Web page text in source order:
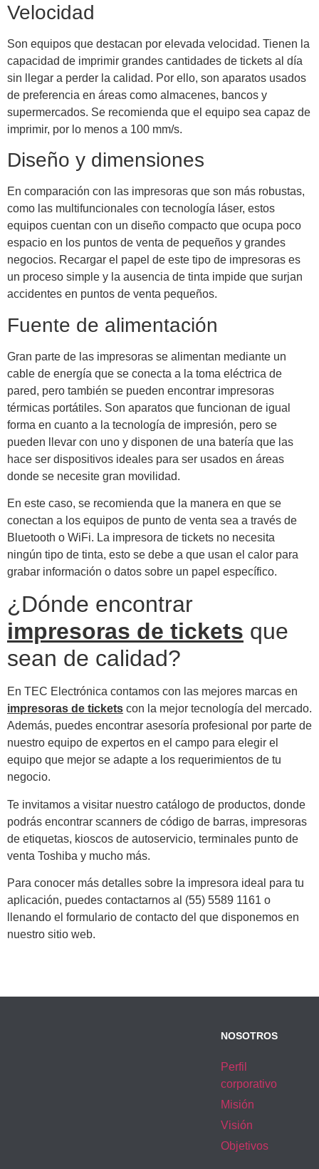
Velocidad
Son equipos que destacan por elevada velocidad. Tienen la
capacidad de imprimir grandes cantidades de tickets al día
sin llegar a perder la calidad. Por ello, son aparatos usados
de preferencia en áreas como almacenes, bancos y
supermercados. Se recomienda que el equipo sea capaz de
imprimir, por lo menos a 100 mm/s.
Diseño y dimensiones
En comparación con las impresoras que son más robustas,
como las multifuncionales con tecnología láser, estos
equipos cuentan con un diseño compacto que ocupa poco
espacio en los puntos de venta de pequeños y grandes
negocios. Recargar el papel de este tipo de impresoras es
un proceso simple y la ausencia de tinta impide que surjan
accidentes en puntos de venta pequeños.
Fuente de alimentación
Gran parte de las impresoras se alimentan mediante un
cable de energía que se conecta a la toma eléctrica de
pared, pero también se pueden encontrar impresoras
térmicas portátiles. Son aparatos que funcionan de igual
forma en cuanto a la tecnología de impresión, pero se
pueden llevar con uno y disponen de una batería que las
hace ser dispositivos ideales para ser usados en áreas
donde se necesite gran movilidad.
En este caso, se recomienda que la manera en que se
conectan a los equipos de punto de venta sea a través de
Bluetooth o WiFi. La impresora de tickets no necesita
ningún tipo de tinta, esto se debe a que usan el calor para
grabar información o datos sobre un papel específico.
¿Dónde encontrar
impresoras de tickets que
sean de calidad?
En TEC Electrónica contamos con las mejores marcas en
impresoras de tickets con la mejor tecnología del mercado.
Además, puedes encontrar asesoría profesional por parte de
nuestro equipo de expertos en el campo para elegir el
equipo que mejor se adapte a los requerimientos de tu
negocio.
Te invitamos a visitar nuestro catálogo de productos, donde
podrás encontrar scanners de código de barras, impresoras
de etiquetas, kioscos de autoservicio, terminales punto de
venta Toshiba y mucho más.
Para conocer más detalles sobre la impresora ideal para tu
aplicación, puedes contactarnos al (55) 5589 1161 o
llenando el formulario de contacto del que disponemos en
nuestro sitio web.
NOSOTROS
Perfil
corporativo
Misión
Visión
Objetivos